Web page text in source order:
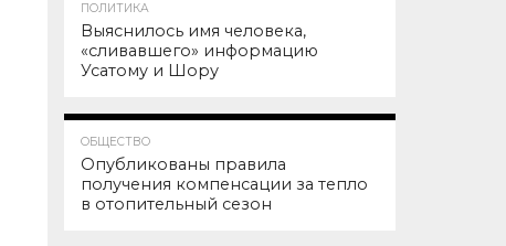
ПОЛИТИКА
Выяснилось имя человека,
«сливавшего» информацию
Усатому и Шору
ОБЩЕСТВО
Опубликованы правила
получения компенсации за тепло
в отопительный сезон